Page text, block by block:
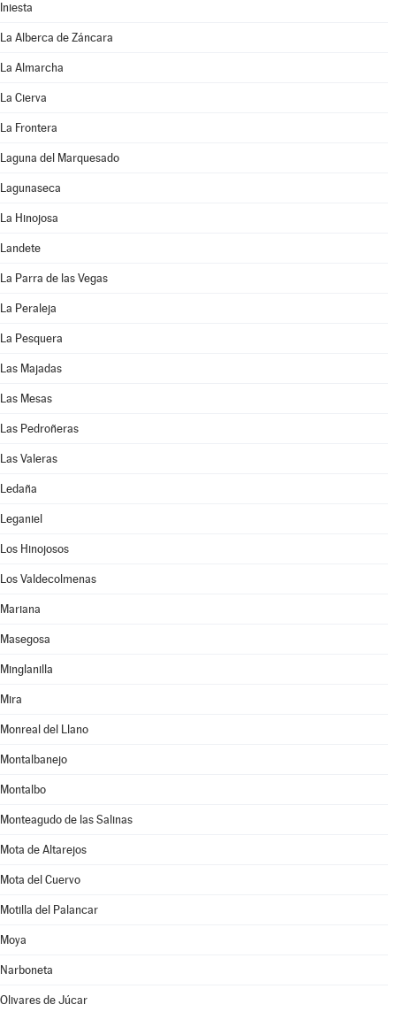
Iniesta
La Alberca de Záncara
La Almarcha
La Cierva
La Frontera
Laguna del Marquesado
Lagunaseca
La Hinojosa
Landete
La Parra de las Vegas
La Peraleja
La Pesquera
Las Majadas
Las Mesas
Las Pedroñeras
Las Valeras
Ledaña
Leganiel
Los Hinojosos
Los Valdecolmenas
Mariana
Masegosa
Minglanilla
Mira
Monreal del Llano
Montalbanejo
Montalbo
Monteagudo de las Salinas
Mota de Altarejos
Mota del Cuervo
Motilla del Palancar
Moya
Narboneta
Olivares de Júcar